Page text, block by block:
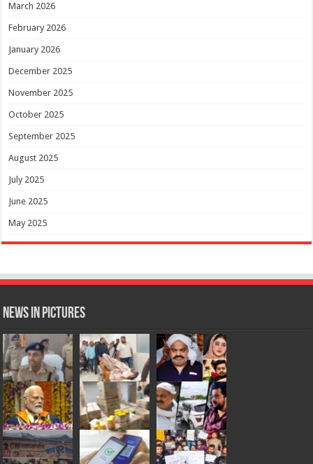
March 2026
February 2026
January 2026
December 2025
November 2025
October 2025
September 2025
August 2025
July 2025
June 2025
May 2025
News in Pictures